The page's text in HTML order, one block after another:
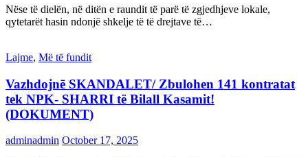
Nëse të dielën, në ditën e raundit të parë të zgjedhjeve lokale,
qytetarët hasin ndonjë shkelje të të drejtave të…
Lajme, Më të fundit
Vazhdojnē SKANDALET/ Zbulohen 141 kontratat
tek NPK- SHARRI të Bilall Kasamit!
(DOKUMENT)
adminadmin October 17, 2025